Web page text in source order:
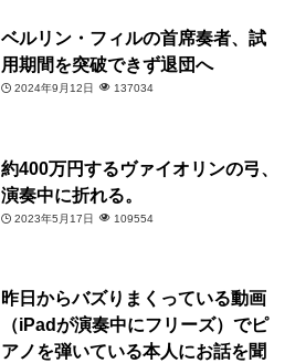
ベルリン・フィルの首席奏者、試
用期間を突破できず退団へ
2024年9月12日 137034
約400万円するヴァイオリンの弓、
演奏中に折れる。
2023年5月17日 109554
昨日からバズりまくっている動画
（iPadが演奏中にフリーズ）でピ
アノを弾いている本人にお話を聞